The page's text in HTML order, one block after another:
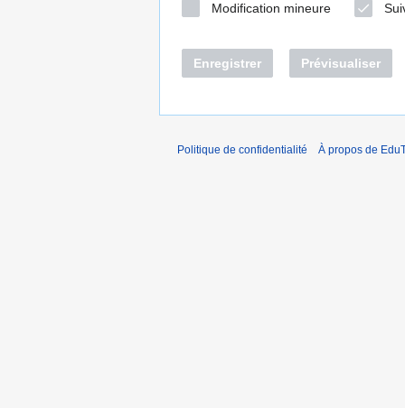
Modification mineure
Enregistrer Prévisualiser
Politique de confidentialité À propos de